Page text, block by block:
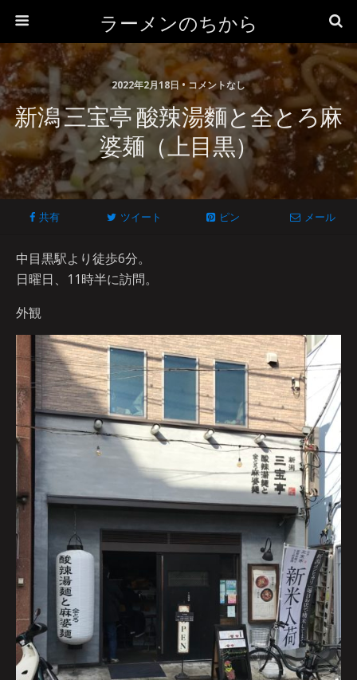
ラーメンのちから
2022年2月18日 • コメントなし
新潟 三宝亭 酸辣湯麵と全とろ麻
婆麺（上目黒）
共有 ツイート ピン メール
中目黒駅より徒歩6分。
日曜日、11時半に訪問。
外観